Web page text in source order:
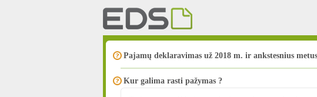
Pajamų deklaravimas už 2018 m. ir ankstesnius metus
Kur galima rasti pažymas ?